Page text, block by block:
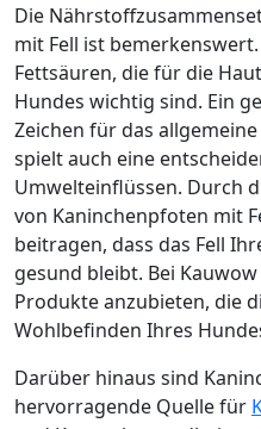
Die
mit Fell ist
Fettsäuren, die für die
Hundes wichtig sind. Ein
Zeichen für das
spielt auch eine
Umwelteinflüssen. Durch
von Kaninchenpfoten mit
beitragen, dass das Fell
gesund bleibt. Bei
Produkte anzubieten, die
Wohlbefinden Ihres
Darüber hinaus sind
hervorragende Quelle für